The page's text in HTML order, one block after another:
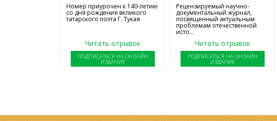
Номер приурочен к 140-летию
со дня рождения великого
татарского поэта Г. Тукая
Читать отрывок
ПОДПИСАТЬСЯ НА ОНЛАЙН
ИЗДАНИЕ
Рецензируемый научно-
документальный журнал,
посвященный актуальным
проблемам отечественной
исто...
Читать отрывок
ПОДПИСАТЬСЯ НА ОНЛАЙН
ИЗДАНИЕ